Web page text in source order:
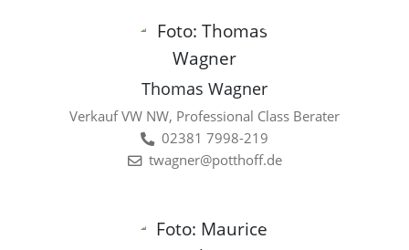
Thomas Wagner
Verkauf VW NW, Professional Class Berater
02381 7998-219
twagner@potthoff.de